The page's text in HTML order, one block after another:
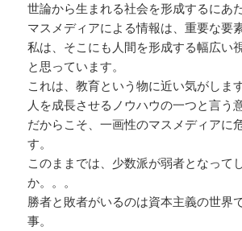
世論から生まれる社会を形成するにあ
マスメディアによる情報は、重要な要
私は、そこにも人間を形成する幅広い
と思っています。
これは、教育という物に近い気がします
人を成長させるノウハウの一つと言う
だからこそ、一画性のマスメディアに
す。
このままでは、少数派が弱者となって
か。。。
勝者と敗者がいるのは資本主義の世界
事。